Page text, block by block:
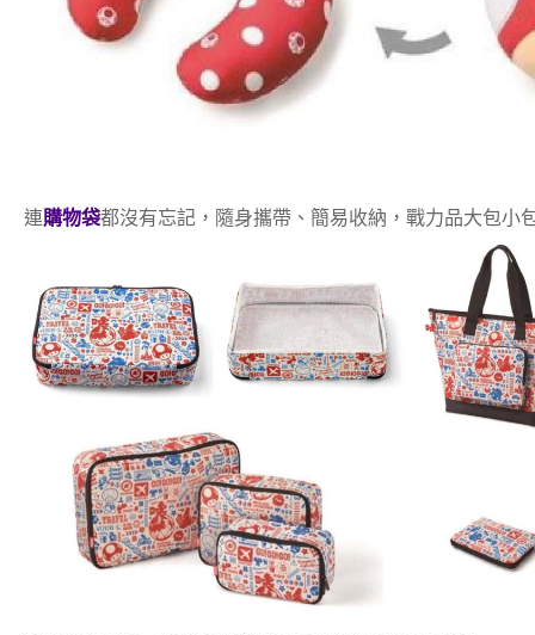
連購物袋都沒有忘記，隨身攜帶、簡易收納，戰力品大包小